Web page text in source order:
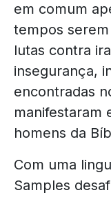
em comum
tempos
lutas contra
insegurança,
encontradas
manifestaram
homens da
Com uma
Samples